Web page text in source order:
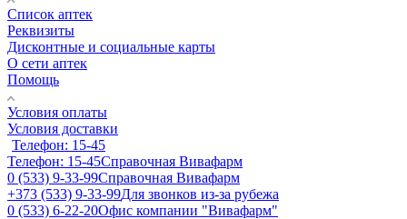
Список аптек
Реквизиты
Дисконтные и социальные карты
О сети аптек
Помощь
Условия оплаты
Условия доставки
Телефон: 15-45
Телефон: 15-45Справочная Вивафарм
0 (533) 9-33-99Справочная Вивафарм
+373 (533) 9-33-99Для звонков из-за рубежа
0 (533) 6-22-20Офис компании "Вивафарм"